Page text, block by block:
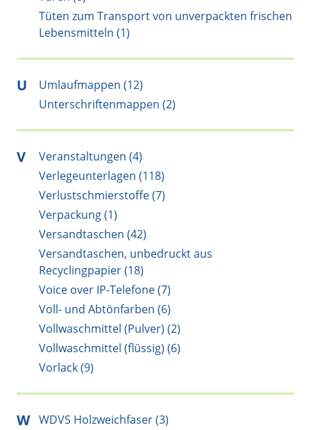
Tüten zum Transport von unverpackten frischen
Lebensmitteln (1)
U
Umlaufmappen (12)
Unterschriftenmappen (2)
V
Veranstaltungen (4)
Verlegeunterlagen (118)
Verlustschmierstoffe (7)
Verpackung (1)
Versandtaschen (42)
Versandtaschen, unbedruckt aus
Recyclingpapier (18)
Voice over IP-Telefone (7)
Voll- und Abtönfarben (6)
Vollwaschmittel (Pulver) (2)
Vollwaschmittel (flüssig) (6)
Vorlack (9)
W WDVS Holzweichfaser (3)